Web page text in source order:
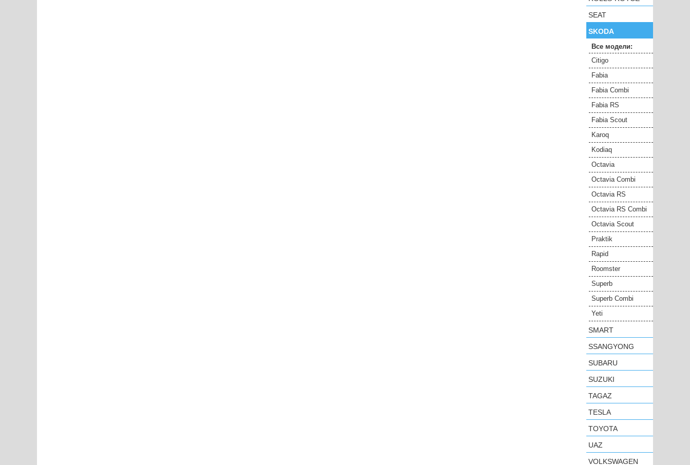
SEAT
SKODA
Все модели:
Citigo
Fabia
Fabia Combi
Fabia RS
Fabia Scout
Karoq
Kodiaq
Octavia
Octavia Combi
Octavia RS
Octavia RS Combi
Octavia Scout
Praktik
Rapid
Roomster
Superb
Superb Combi
Yeti
SMART
SSANGYONG
SUBARU
SUZUKI
TAGAZ
TESLA
TOYOTA
UAZ
VOLKSWAGEN